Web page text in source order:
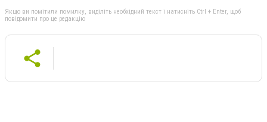
Якщо ви помітили помилку, виділіть необхідний текст і натисніть Ctrl + Enter, щоб
повідомити про це редакцію